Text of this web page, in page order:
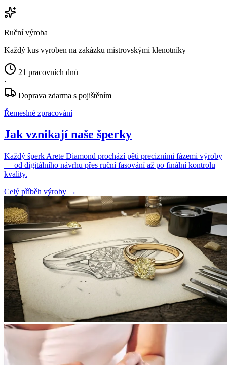
Ruční výroba
Každý kus vyroben na zakázku mistrovskými klenotníky
21 pracovních dnů
·
Doprava zdarma s pojištěním
Řemeslné zpracování
Jak vznikají naše šperky
Každý šperk Arete Diamond prochází pěti precizními fázemi výroby
— od digitálního návrhu přes ruční fasování až po finální kontrolu
kvality.
Celý příběh výroby →